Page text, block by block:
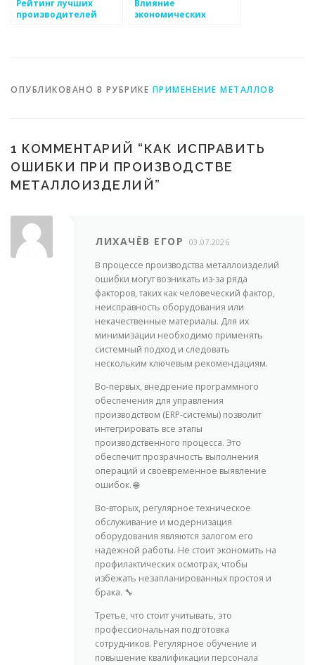
Рейтинг лучших
производителей
Влияние
экономических
ОПУБЛИКОВАНО В РУБРИКЕ ПРИМЕНЕНИЕ МЕТАЛЛОВ
1 КОММЕНТАРИЙ “КАК ИСПРАВИТЬ
ОШИБКИ ПРИ ПРОИЗВОДСТВЕ
МЕТАЛЛОИЗДЕЛИЙ”
ЛИХАЧЁВ ЕГОР 03.07.2026
В процессе производства металлоизделий
ошибки могут возникать из-за ряда
факторов, таких как человеческий фактор,
неисправность оборудования или
некачественные материалы. Для их
минимизации необходимо применять
системный подход и следовать
нескольким ключевым рекомендациям.
Во-первых, внедрение программного
обеспечения для управления
производством (ERP-системы) позволит
интегрировать все этапы
производственного процесса. Это
обеспечит прозрачность выполнения
операций и своевременное выявление
ошибок. 🌐
Во-вторых, регулярное техническое
обслуживание и модернизация
оборудования являются залогом его
надежной работы. Не стоит экономить на
профилактических осмотрах, чтобы
избежать незапланированных простоя и
брака. 🔧
Третье, что стоит учитывать, это
профессиональная подготовка
сотрудников. Регулярное обучение и
повышение квалификации персонала